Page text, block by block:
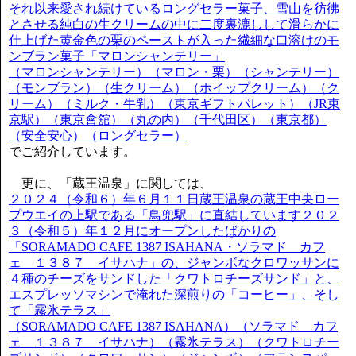
それ以来愛され続けているロングセラー菓子、雪山を彷彿
とさせる純白の生クリームの中に二度裏漉しして滑らかに
仕上げた黄金色の栗のペーストが入った繊細な口溶けのモ
ンブラン菓子「マロンシャンテリー」
（マロンシャンテリー）（マロン・栗）（シャンテリー）
（モンブラン）（生クリーム）（ホイップクリーム）（ク
リーム）（ミルク・牛乳）（東京ギフトパレット）（JR東
京駅）（東京會舘）（丸の内）（千代田区）（東京都）
（安全安心）（ロングセラー）
でご紹介しています。
更に、「蔵王温泉」に関しては、
２０２４（令和６）年６月１１日蔵王温泉の蔵王中央ロー
プウエイの上駅である「鳥兜駅」に直結しています２０２
３（令和５）年１２月にオープンしたばかりの
「SORAMADO CAFE 1387 ISAHANA・ソラマド カフ
ェ １３８７ イサハナ」の、ジャンボなクロワッサンに
４種のチーズをサンドした「クワトロチーズサンド」と、
エスプレッソマシンで淹れた深煎りの「コーヒー」、そし
て「霧氷テラス」
（SORAMADO CAFE 1387 ISAHANA）（ソラマド カフ
ェ １３８７ イサハナ）（霧氷テラス）（クワトロチー